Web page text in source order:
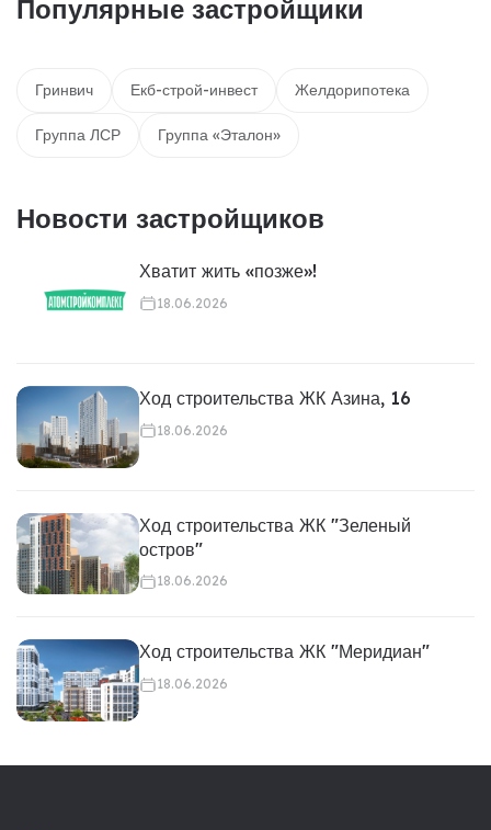
Популярные застройщики
Гринвич Екб-строй-инвест Желдорипотека
Группа ЛСР Группа «Эталон»
Новости застройщиков
Хватит жить «позже»!
18.06.2026
Ход строительства ЖК Азина, 16
18.06.2026
Ход строительства ЖК "Зеленый
остров"
18.06.2026
Ход строительства ЖК "Меридиан"
18.06.2026